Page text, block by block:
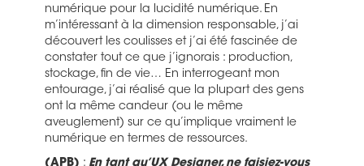
numérique pour la lucidité numérique. En
m’intéressant à la dimension responsable, j’ai
découvert les coulisses et j’ai été fascinée de
constater tout ce que j’ignorais : production,
stockage, fin de vie… En interrogeant mon
entourage, j’ai réalisé que la plupart des gens
ont la même candeur (ou le même
aveuglement) sur ce qu’implique vraiment le
numérique en termes de ressources.
(APB) : En tant qu’UX Designer, ne faisiez-vous